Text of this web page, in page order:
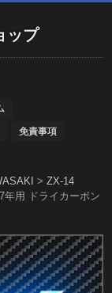
プ
免責事項
>ZX-14
年用 ドライカーボン